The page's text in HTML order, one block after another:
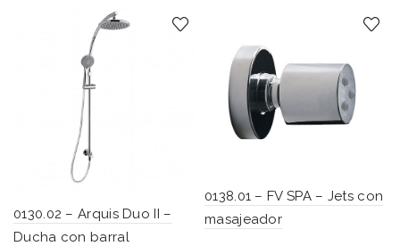
0130.02 – Arquis Duo II –
Ducha con barral
0138.01 – FV SPA – Jets con
masajeador